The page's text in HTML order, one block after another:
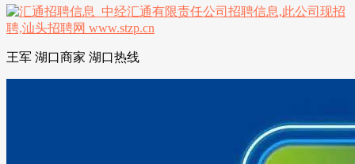
王军 湖口商家 湖口热线